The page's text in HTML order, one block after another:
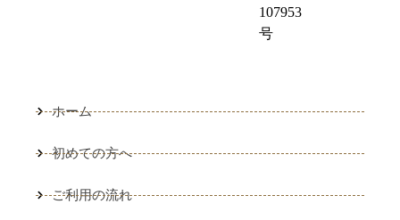
107953
号
ホーム
初めての方へ
ご利用の流れ